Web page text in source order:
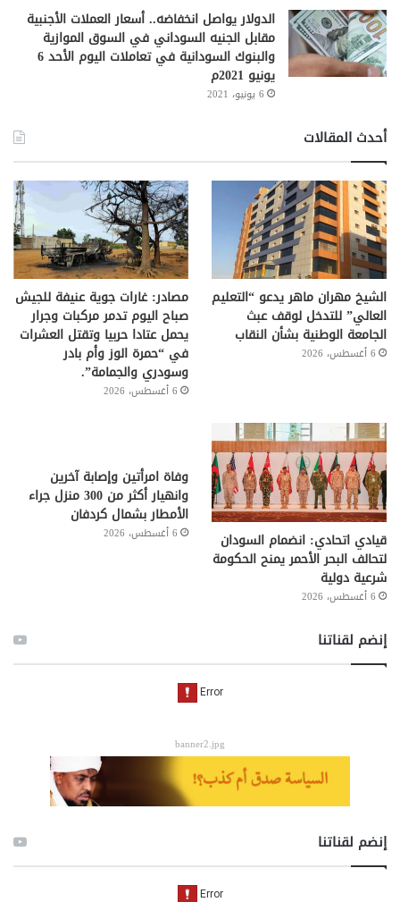
الدولار يواصل انخفاضه.. أسعار العملات الأجنبية
مقابل الجنيه السوداني في السوق الموازية
والبنوك السودانية في تعاملات اليوم الأحد 6
يونيو 2021م
6 يونيو، 2021
أحدث المقالات
الشيخ مهران ماهر يدعو “التعليم
العالي” للتدخل لوقف عبث
الجامعة الوطنية بشأن النقاب
6 أغسطس، 2026
مصادر: غارات جوية عنيفة للجيش
صباح اليوم تدمر مركبات وجرار
يحمل عتادا حربيا وتقتل العشرات
في “حمرة الوز وأم بادر
وسودري والجمامة”.
6 أغسطس، 2026
قيادي اتحادي: انضمام السودان
لتحالف البحر الأحمر يمنح الحكومة
شرعية دولية
6 أغسطس، 2026
وفاة امرأتين وإصابة آخرين
وانهيار أكثر من 300 منزل جراء
الأمطار بشمال كردفان
6 أغسطس، 2026
إنضم لقناتنا
banner2.jpg
إنضم لقناتنا